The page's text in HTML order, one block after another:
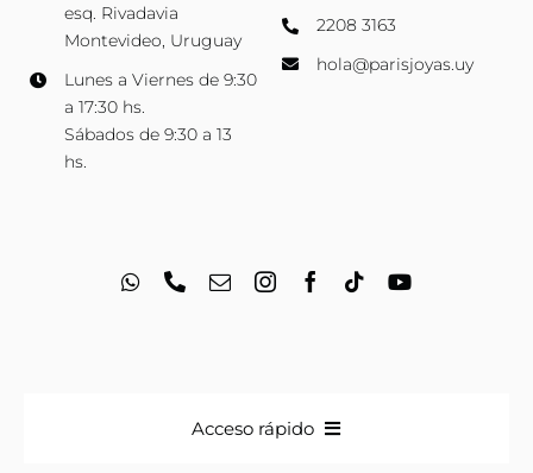
esq. Rivadavia
Montevideo, Uruguay
Lunes a Viernes de 9:30
a 17:30 hs.
Sábados de 9:30 a 13
hs.
2208 3163
hola@parisjoyas.uy
Acceso rápido